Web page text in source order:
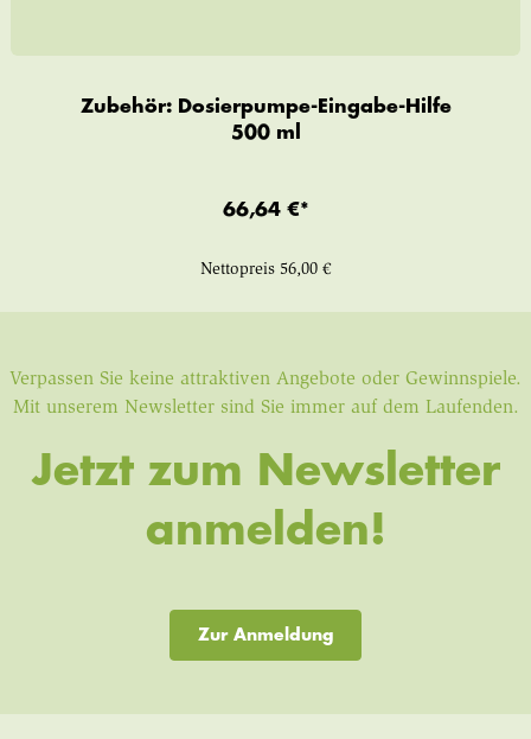
Zubehör: Dosierpumpe-Eingabe-Hilfe
500 ml
66,64 €*
Nettopreis 56,00 €
Verpassen Sie keine attraktiven Angebote oder Gewinnspiele.
Mit unserem Newsletter sind Sie immer auf dem Laufenden.
Jetzt zum Newsletter
anmelden!
Zur Anmeldung